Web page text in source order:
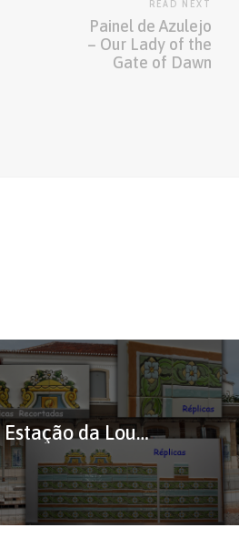
READ NEXT
Painel de Azulejo
– Our Lady of the
Gate of Dawn
Estação da Lousã – Réplica de Azulejos em Corda-Seca